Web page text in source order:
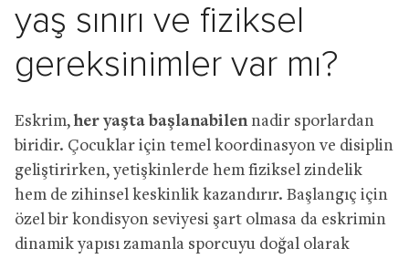
yaş sınırı ve fiziksel
gereksinimler var mı?
Eskrim, her yaşta başlanabilennadir sporlardan
biridir. Çocuklar için temel koordinasyon ve disiplin
geliştirirken, yetişkinlerde hem fiziksel zindelik
hem de zihinsel keskinlik kazandırır. Başlangıç için
özel bir kondisyon seviyesi şart olmasa da eskrimin
dinamik yapısı zamanla sporcuyu doğal olarak